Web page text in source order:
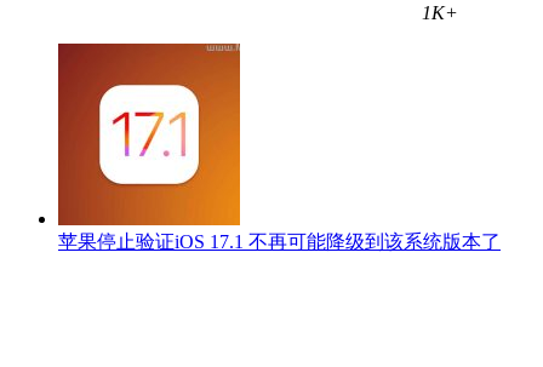
1K+
苹果停止验证iOS 17.1 不再可能降级到该系统版本了